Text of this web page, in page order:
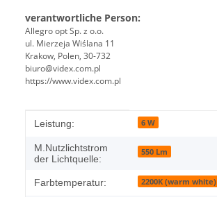
verantwortliche Person:
Allegro opt Sp. z o.o.
ul. Mierzeja Wiślana 11
Krakow, Polen, 30-732
biuro@videx.com.pl
https://www.videx.com.pl
Produkteigenschaft
Wert
Leistung: 6 W
M.Nutzlichtstrom
der Lichtquelle:
550 Lm
Farbtemperatur: 2200K (warm white)